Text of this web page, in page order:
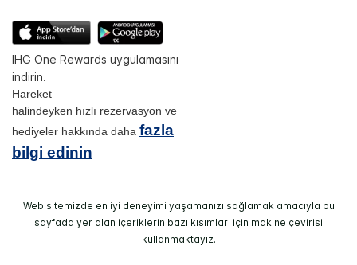
IHG One Rewards uygulamasını
indirin.
Hareket
halindeyken hızlı rezervasyon ve
hediyeler hakkında daha fazla
bilgi edinin
Web sitemizde en iyi deneyimi yaşamanızı sağlamak amacıyla bu
sayfada yer alan içeriklerin bazı kısımları için makine çevirisi
kullanmaktayız.